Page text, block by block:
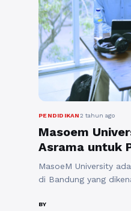
PENDIDIKAN2 tahun ago
Masoem
Asrama untuk
yang Optimal
MasoeM University
di Bandung yang
kepada para pekerja
BY